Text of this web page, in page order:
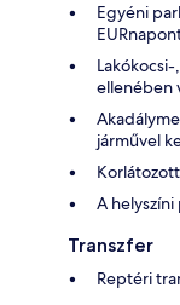
Egyéni
ellenében
járművel
A
Transzfer
Reptéri